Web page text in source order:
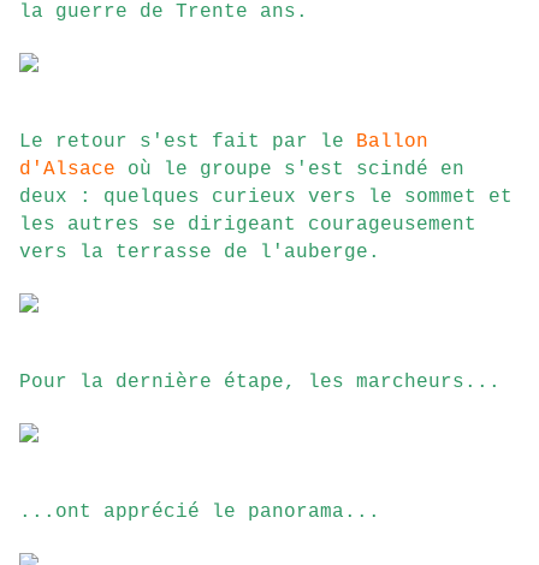
la guerre de Trente ans.
Le retour s'est fait par le Ballon
d'Alsace où le groupe s'est scindé en
deux : quelques curieux vers le sommet et
les autres se dirigeant courageusement
vers la terrasse de l'auberge.
Pour la dernière étape, les marcheurs...
...ont apprécié le panorama...